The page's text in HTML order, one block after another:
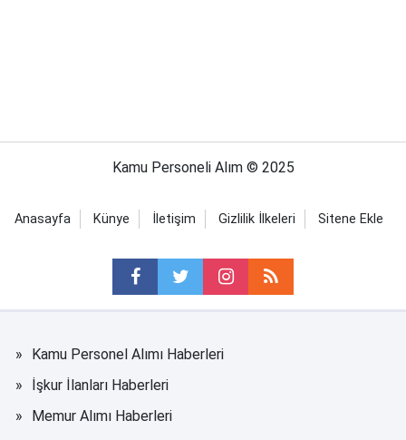
Kamu Personeli Alım © 2025
Anasayfa Künye İletişim Gizlilik İlkeleri Sitene Ekle
Kamu Personel Alımı Haberleri
İşkur İlanları Haberleri
Memur Alımı Haberleri